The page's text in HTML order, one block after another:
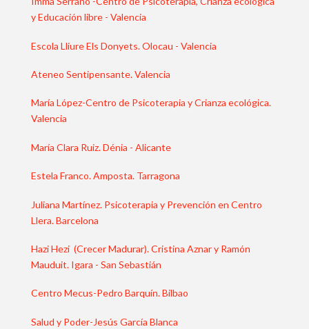
y Educación libre - Valencia
Escola Lliure Els Donyets. Olocau - Valencia
Ateneo Sentipensante. Valencia
María López-Centro de Psicoterapia y Crianza ecológica.
Valencia
María Clara Ruiz. Dénia - Alicante
Estela Franco. Amposta. Tarragona
Juliana Martínez. Psicoterapia y Prevención en Centro
Llera. Barcelona
Hazi Hezi (Crecer Madurar). Cristina Aznar y Ramón
Mauduit. Igara - San Sebastián
Centro Mecus-Pedro Barquín. Bilbao
Salud y Poder-Jesús García Blanca